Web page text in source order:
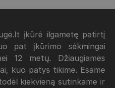
įkūrė ilgametę patirtį
pat įkūrimo sėkmingai
12 metų. Džiaugiamės
kuo patys tikime. Esame
kiekvieną sutinkame ir